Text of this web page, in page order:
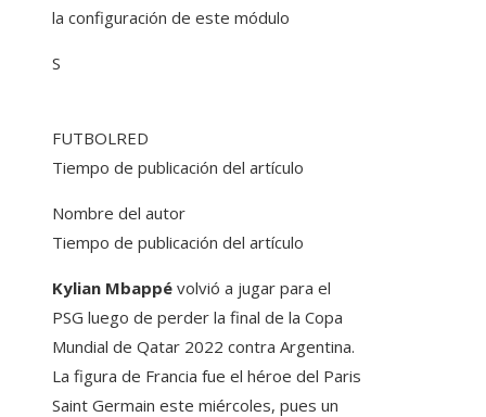
la configuración de este módulo
S
FUTBOLRED
Tiempo de publicación del artículo
Nombre del autor
Tiempo de publicación del artículo
Kylian Mbappé volvió a jugar para el
PSG luego de perder la final de la Copa
Mundial de Qatar 2022 contra Argentina.
La figura de Francia fue el héroe del Paris
Saint Germain este miércoles, pues un